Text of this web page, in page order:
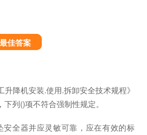
佳答案
降机安装.使用.拆卸安全技术规程》
列()项不符合强制性规定。
安全器并应灵敏可靠，应在有效的标